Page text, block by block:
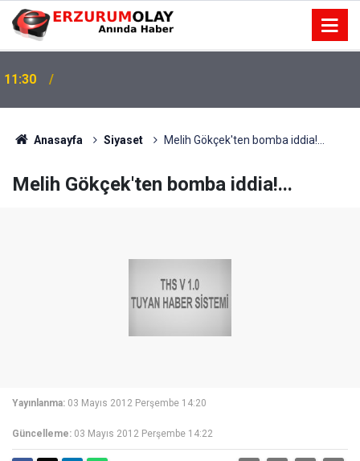
11:30
Anasayfa Siyaset Melih Gökçek'ten bomba iddia!...
Melih Gökçek'ten bomba iddia!...
Yayınlanma: 03 Mayıs 2012 Perşembe 14:20
Güncelleme: 03 Mayıs 2012 Perşembe 14:22